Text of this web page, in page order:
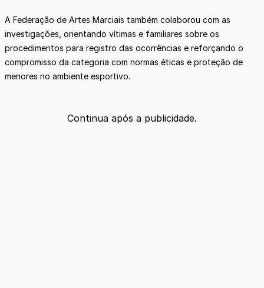
A Federação de Artes Marciais também colaborou com as
investigações, orientando vítimas e familiares sobre os
procedimentos para registro das ocorrências e reforçando o
compromisso da categoria com normas éticas e proteção de
menores no ambiente esportivo.
Continua após a publicidade.